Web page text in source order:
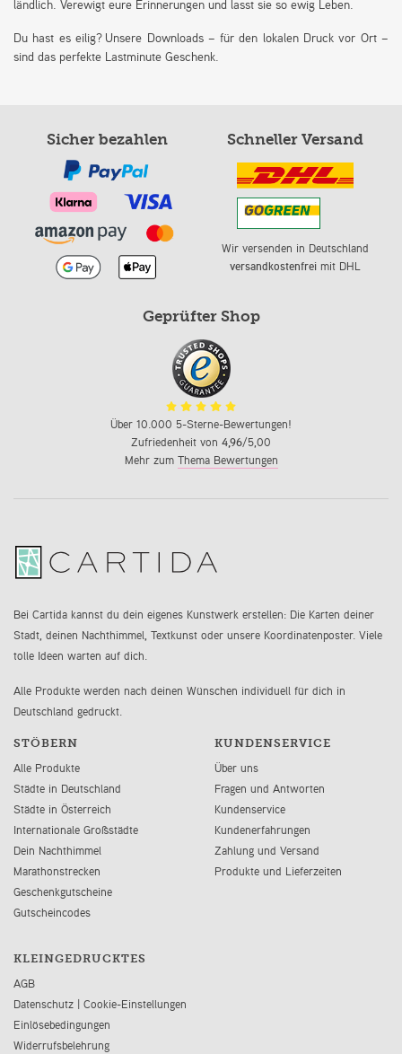
ländlich. Verewigt eure Erinnerungen und lasst sie so ewig Leben.
Du hast es eilig? Unsere Downloads – für den lokalen Druck vor Ort –
sind das perfekte Lastminute Geschenk.
Sicher bezahlen Schneller Versand
Wir versenden in Deutschland
versandkostenfreimit DHL
Geprüfter Shop
Über 10.000 5-Sterne-Bewertungen!
Zufriedenheit von 4,96/5,00
Mehr zum Thema Bewertungen
Bei Cartida kannst du dein eigenes Kunstwerk erstellen: Die Karten deiner
Stadt, deinen Nachthimmel, Textkunst oder unsere Koordinatenposter. Viele
tolle Ideen warten auf dich.
Alle Produkte werden nach deinen Wünschen individuell für dich in
Deutschland gedruckt.
STÖBERN
Alle Produkte
Städte in Deutschland
Städte in Österreich
Internationale Großstädte
Dein Nachthimmel
Marathonstrecken
Geschenkgutscheine
Gutscheincodes
KUNDENSERVICE
Über uns
Fragen und Antworten
Kundenservice
Kundenerfahrungen
Zahlung und Versand
Produkte und Lieferzeiten
KLEINGEDRUCKTES
AGB
Datenschutz | Cookie-Einstellungen
Einlösebedingungen
Widerrufsbelehrung